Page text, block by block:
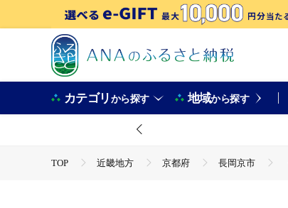
カテゴリから探す 地域から探す
TOP 近畿地方 京都府 長岡京市